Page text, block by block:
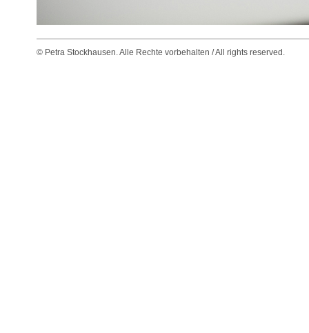
© Petra Stockhausen. Alle Rechte vorbehalten / All rights reserved.